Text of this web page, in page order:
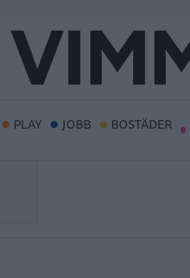
PLAY JOBB BOSTÄDER